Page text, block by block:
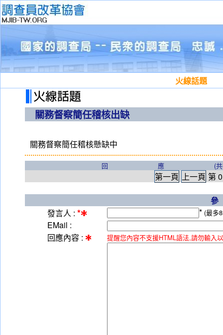
火線話題
關務督察簡任稽核出缺
關務督察簡任稽核懸缺中
回應 (
第一頁 上一頁 第0
* (最多
發言人 : *
EMail :
提醒您內容不支援HTML語法,請勿輸入
回應內容 :